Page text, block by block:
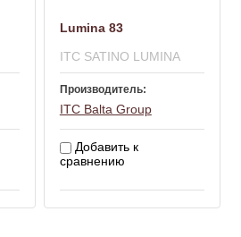
Lumina 83
ITC SATINO LUMINA
Производитель:
ITC Balta Group
Добавить к
сравнению